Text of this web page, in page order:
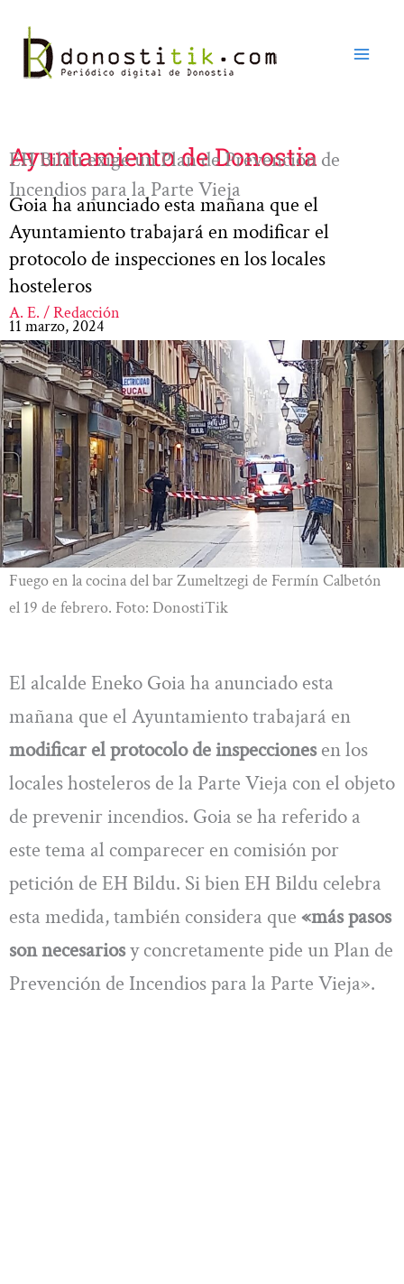
contenido
Ayuntamiento de Donostia
EH Bildu exige un Plan de Prevención de
Incendios para la Parte Vieja
Goia ha anunciado esta mañana que el
Ayuntamiento trabajará en modificar el
protocolo de inspecciones en los locales
hosteleros
A. E. / Redacción
11 marzo, 2024
Fuego en la cocina del bar Zumeltzegi de Fermín Calbetón
el 19 de febrero. Foto: DonostiTik
El alcalde Eneko Goia ha anunciado esta
mañana que el Ayuntamiento trabajará en
modificar el protocolo de inspeccionesen los
locales hosteleros de la Parte Vieja con el objeto
de prevenir incendios. Goia se ha referido a
este tema al comparecer en comisión por
petición de EH Bildu. Si bien EH Bildu celebra
esta medida, también considera que «más pasos
son necesariosy concretamente pide un Plan de
Prevención de Incendios para la Parte Vieja».